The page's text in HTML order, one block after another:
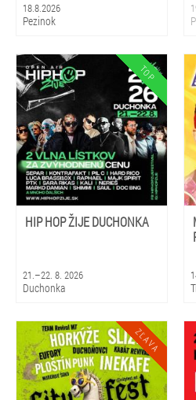
18.8.2026
Pezinok
HIP HOP ŽIJE DUCHONKA
21.–22. 8. 2026
Duchonka